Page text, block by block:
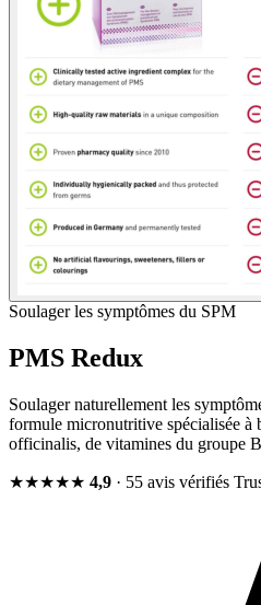
Soulager les symptômes du SPM
PMS Redux
Soulager naturellement les
formule micronutritive spécialisée à
officinalis, de vitamines du groupe
★★★★★ 4,9 · 55 avis vérifiés